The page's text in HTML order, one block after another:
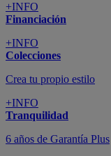
+INFO
Financiación
+INFO
Colecciones
Crea tu propio estilo
+INFO
Tranquilidad
6 años de Garantía Plus